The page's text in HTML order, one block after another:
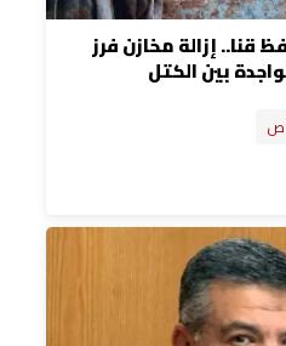
قنا.. إزالة مخازن فرز
بين الكتل